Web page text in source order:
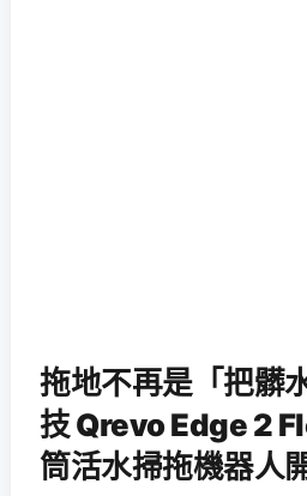
拖地不再是「把髒
技 Qrevo Edge 2
筒活水掃拖機器人